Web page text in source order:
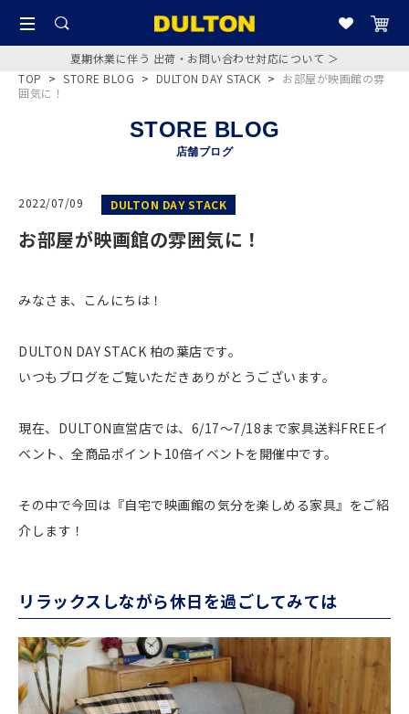
夏期休業に伴う 出荷・お問い合わせ対応について ＞
TOP > STORE BLOG > DULTON DAY STACK > お部屋が映画館の雰
囲気に！
STORE BLOG
店舗ブログ
2022/07/09 DULTON DAY STACK
お部屋が映画館の雰囲気に！
みなさま、こんにちは！
DULTON DAY STACK 柏の葉店です。
いつもブログをご覧いただきありがとうございます。
現在、DULTON直営店では、6/17〜7/18まで家具送料FREEイ
ベント、全商品ポイント10倍イベントを開催中です。
その中で今回は『自宅で映画館の気分を楽しめる家具』をご紹
介します！
リラックスしながら休日を過ごしてみては